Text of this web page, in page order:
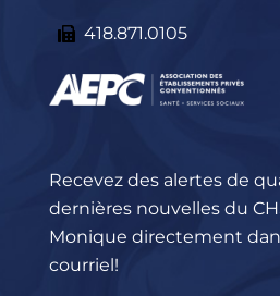
418.871.0105
Recevez des alertes de
dernières nouvelles du
Monique directement
courriel!